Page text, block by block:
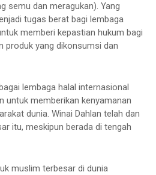
semu dan meragukan). Yang
tugas berat bagi lembaga
memberi kepastian hukum bagi
produk yang dikonsumsi dan
lembaga halal internasional
untuk memberikan kenyamanan
dunia. Winai Dahlan telah dan
itu, meskipun berada di tengah
muslim terbesar di dunia